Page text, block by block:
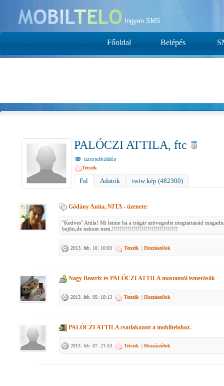
Ingyen SMS
PALÓCZI ATTILA, ftc
üzenetküldés
Tetszik
Fal Adatok iwiw kép (482300)
Gódány Anita, NITA- üzenete:
"Kedves" Attila! Mi lenne ha a trágár szövegedet megtartanád
bejön,de nekem nem.!!!!!!!!!!!!!!!!!!!!!!!!!!!!!!!!!
2013. feb. 10. 10:03 Tetszik | Hozzászólok
Nagy Beatrix és PALÓCZI ATTILAmostantól ismerősök
2013. feb. 09. 18:13 Tetszik | Hozzászólok
PALÓCZI ATTILA csatlakozott a mobiltelohoz.
2013. feb. 07. 21:53 Tetszik | Hozzászólok
Főoldal Belépés